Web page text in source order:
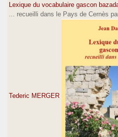
Lexique du vocabulaire gascon
... recueilli dans le Pays de Cernès
Tederic MERGER